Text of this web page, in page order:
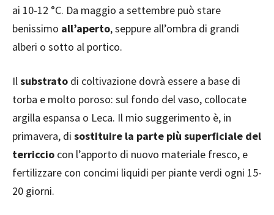
ai 10-12 °C. Da maggio a settembre può stare
benissimo all’aperto, seppure all’ombra di grandi
alberi o sotto al portico.
Ilsubstrato di coltivazione dovrà essere a base di
torba e molto poroso: sul fondo del vaso, collocate
argilla espansa o Leca. Il mio suggerimento è, in
primavera, di sostituire la parte più superficiale del
terriccio con l’apporto di nuovo materiale fresco, e
fertilizzare con concimi liquidi per piante verdi ogni 15-
20 giorni.